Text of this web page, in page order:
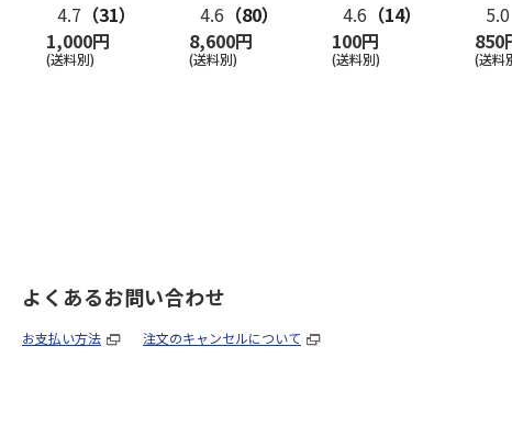
4.7 （31）
1,000円
(送料別)
4.6 （80）
8,600円
(送料別)
4.6 （14）
100円
(送料別)
5.0
850
(送料
よくあるお問い合わせ
お支払い方法 注文のキャンセルについて